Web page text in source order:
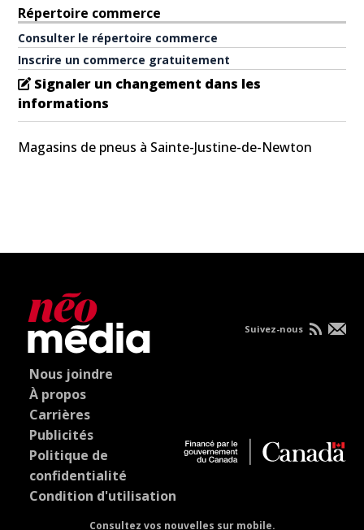
Répertoire commerce
Consulter le répertoire commerce
Inscrire un commerce gratuitement
Signaler un changement dans les
informations
Magasins de pneus à Sainte-Justine-de-Newton
Nous joindre
À propos
Carrières
Publicités
Politique de
confidentialité
Condition d'utilisation
Consultez vos nouvelles sur mobile.
Suivez-nous